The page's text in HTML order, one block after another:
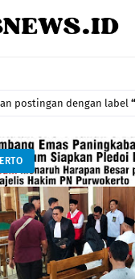
postingan dengan label